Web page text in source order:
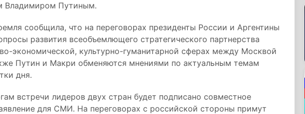
Владимиром Путиным.
сообщила, что на переговорах президенты России и Аргентины
развития всеобъемлющего стратегического партнерства
экономической, культурно-гуманитарной сферах между Москвой
Путин и Макри обменяются мнениями по актуальным темам
дня.
встречи лидеров двух стран будет подписано совместное
для СМИ. На переговорах с российской стороны примут